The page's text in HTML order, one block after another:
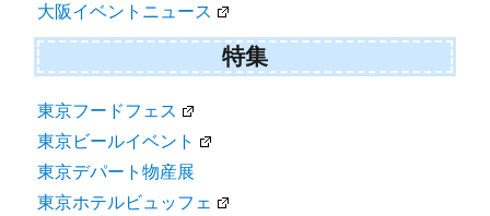
大阪イベントニュース
特集
東京フードフェス
東京ビールイベント
東京デパート物産展
東京ホテルビュッフェ